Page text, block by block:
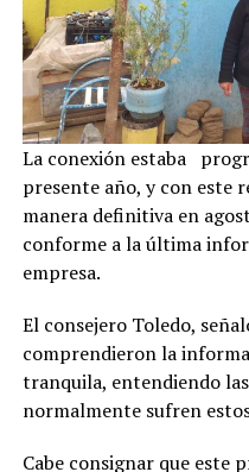
La conexión estaba
presente año, y con este
manera definitiva en
conforme a la última
empresa.
El consejero Toledo,
comprendieron la
tranquila, entendiendo
normalmente sufren
Cabe consignar que este